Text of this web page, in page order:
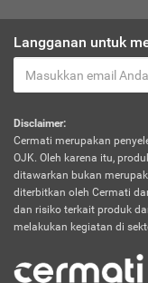
Langganan untuk
Disclaimer:
Cermati merupakan
OJK. Oleh karena itu,
ditawarkan bukan
diterbitkan oleh Cermati
dan risiko terkait produk
melakukan kegiatan di